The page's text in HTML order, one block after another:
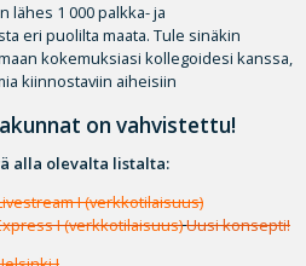
lähes 1 000 palkka- ja
eri puolilta maata. Tule sinäkin
kokemuksiasi kollegoidesi kanssa,
kiinnostaviin aiheisiin
on vahvistettu!
alla olevalta listalta:
I (verkkotilaisuus)
I (verkkotilaisuus)Uusi konsepti!